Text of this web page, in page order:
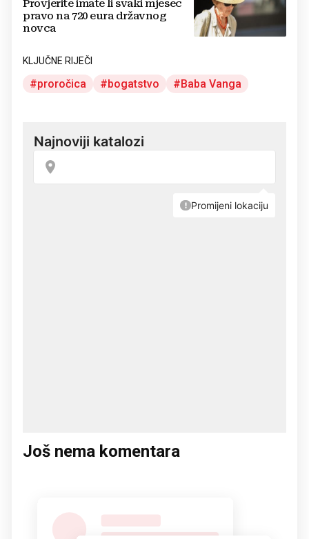
Provjerite imate li svaki mjesec
pravo na 720 eura državnog
novca
KLJUČNE RIJEČI
proročica bogatstvo Baba Vanga
Još nema komentara